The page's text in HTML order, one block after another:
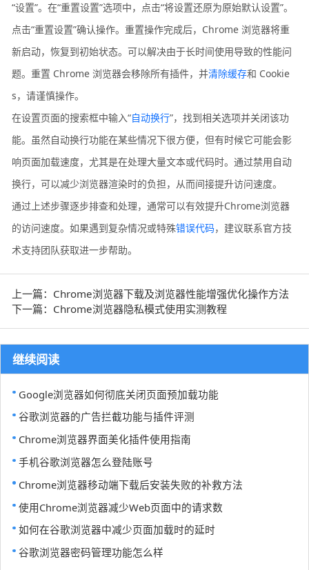
“设置”。在“重置设置”选项中，点击“将设置还原为原始默认设置”。
点击“重置设置”确认操作。重置操作完成后，Chrome 浏览器将重
新启动，恢复到初始状态。可以解决由于长时间使用导致的性能问
题。重置 Chrome 浏览器会移除所有插件，并清除缓存和 Cookie
s，请谨慎操作。
在设置页面的搜索框中输入“自动换行”，找到相关选项并关闭该功
能。虽然自动换行功能在某些情况下很方便，但有时候它可能会影
响页面加载速度，尤其是在处理大量文本或代码时。通过禁用自动
换行，可以减少浏览器渲染时的负担，从而间接提升访问速度。
通过上述步骤逐步排查和处理，通常可以有效提升Chrome浏览器
的访问速度。如果遇到复杂情况或特殊错误代码，建议联系官方技
术支持团队获取进一步帮助。
上一篇：Chrome浏览器下载及浏览器性能增强优化操作方法
下一篇：Chrome浏览器隐私模式使用实测教程
继续阅读
Google浏览器如何彻底关闭页面预加载功能
谷歌浏览器的广告拦截功能与插件评测
Chrome浏览器界面美化插件使用指南
手机谷歌浏览器怎么登陆账号
Chrome浏览器移动端下载后安装失败的补救方法
使用Chrome浏览器减少Web页面中的请求数
如何在谷歌浏览器中减少页面加载时的延时
谷歌浏览器密码管理功能怎么样